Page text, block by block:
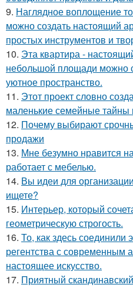
9. Наглядное воплощение
можно создать настоящий
простых инструментов и
10. Эта квартира -
небольшой площади можно
уютное пространство.
11. Этот проект словно
маленькие семейные
12. Почему выбирают
продажи
13. Мне безумно нравится
работает с мебелью.
14. Вы идеи для
ищете?
15. Интерьер, который
геометрическую строгость.
16. То, как здесь соединили
регентства с современным
настоящее искусство.
17. Приятный